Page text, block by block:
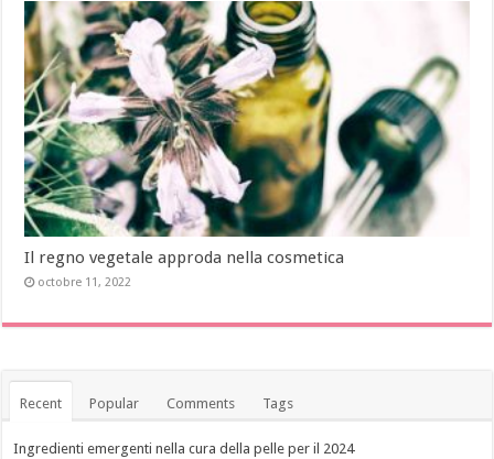
Il regno vegetale approda nella cosmetica
octobre 11, 2022
Recent Popular Comments Tags
Ingredienti emergenti nella cura della pelle per il 2024